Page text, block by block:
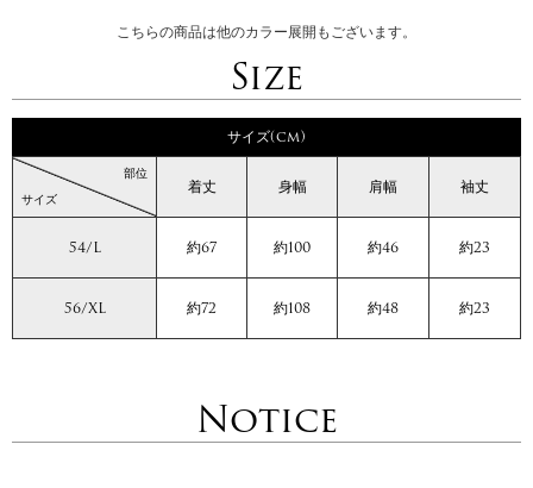
こちらの商品は他のカラー展開もございます。
Size
サイズ(cm)
サイズ
部位
着丈 身幅 肩幅 袖丈
54/L 約67 約100 約46 約23
56/XL 約72 約108 約48 約23
Notice